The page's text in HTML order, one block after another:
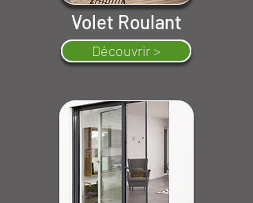
Découvrir >
Volet Roulant